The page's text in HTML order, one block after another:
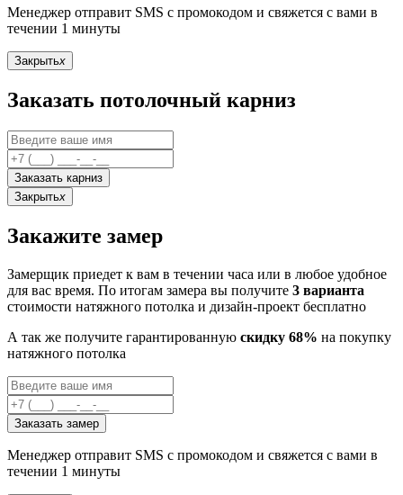
Менеджер отправит SMS с промокодом и свяжется с вами в
течении 1 минуты
Закрытьx
Заказать потолочный карниз
Заказать карниз
Закрытьx
Закажите замер
Замерщик приедет к вам в течении часа или в любое удобное
для вас время. По итогам замера вы получите 3 варианта
стоимости натяжного потолка и дизайн-проект бесплатно
А так же получите гарантированную скидку 68% на покупку
натяжного потолка
Заказать замер
Менеджер отправит SMS с промокодом и свяжется с вами в
течении 1 минуты